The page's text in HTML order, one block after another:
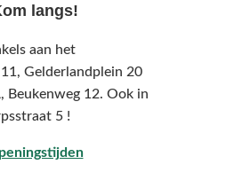
langs!
aan het
Gelderlandplein 20
Beukenweg 12. Ook in
5 !